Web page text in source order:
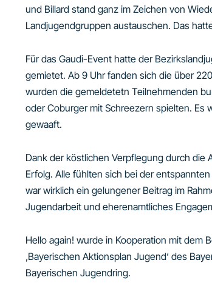
und Billard stand ganz im Zeichen von
Landjugendgruppen austauschen. Das
Für das Gaudi-Event hatte der
gemietet. Ab 9 Uhr fanden sich die über
wurden die gemeldetetn Teilnehmenden
oder Coburger mit Schreezern spielten. Es
gewaaft.
Dank der köstlichen Verpflegung durch die
Erfolg. Alle fühlten sich bei der
war wirklich ein gelungener Beitrag im
Jugendarbeit und eherenamtliches
Hello again! wurde in Kooperation mit
‚Bayerischen Aktionsplan Jugend‘ des
Bayerischen Jugendring.